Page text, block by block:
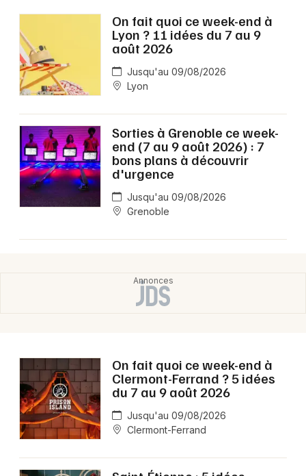
On fait quoi ce week-end à
Lyon ? 11 idées du 7 au 9
août 2026
Jusqu'au 09/08/2026
Lyon
Sorties à Grenoble ce week-
end (7 au 9 août 2026) : 7
bons plans à découvrir
d'urgence
Jusqu'au 09/08/2026
Grenoble
On fait quoi ce week-end à
Clermont-Ferrand ? 5 idées
du 7 au 9 août 2026
Jusqu'au 09/08/2026
Clermont-Ferrand